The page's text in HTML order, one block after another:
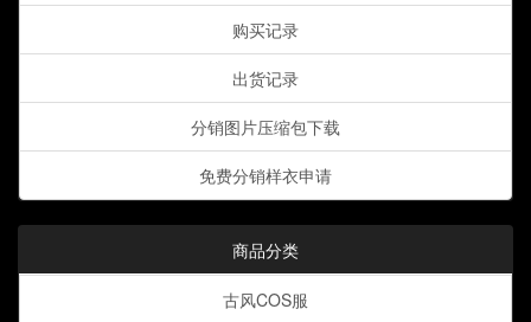
购买记录
出货记录
分销图片压缩包下载
免费分销样衣申请
商品分类
古风COS服